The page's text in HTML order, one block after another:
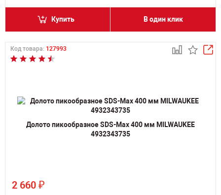
Купить В один клик
Код товара: 127993
Долото пикообразное SDS-Max 400 мм MILWAUKEE
4932343735
2 660 ₽